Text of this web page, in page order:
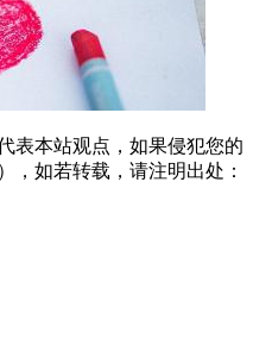
表本站观点，如果侵犯您的
），如若转载，请注明出处：